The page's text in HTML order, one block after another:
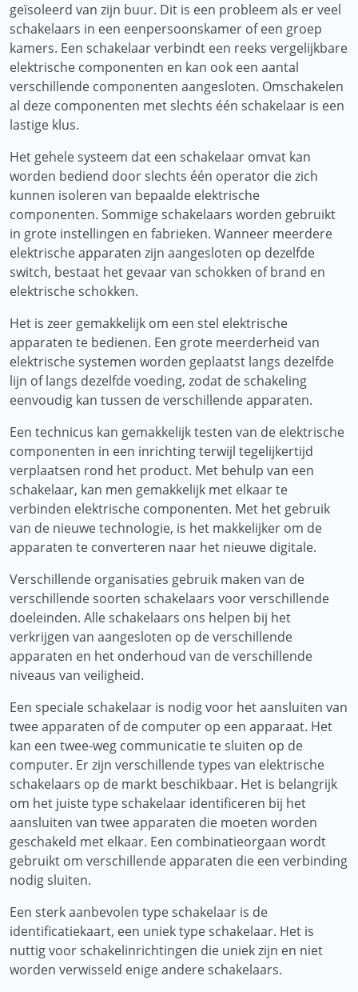
geïsoleerd van zijn buur. Dit is een probleem als er veel
schakelaars in een eenpersoonskamer of een groep
kamers. Een schakelaar verbindt een reeks vergelijkbare
elektrische componenten en kan ook een aantal
verschillende componenten aangesloten. Omschakelen
al deze componenten met slechts één schakelaar is een
lastige klus.
Het gehele systeem dat een schakelaar omvat kan
worden bediend door slechts één operator die zich
kunnen isoleren van bepaalde elektrische
componenten. Sommige schakelaars worden gebruikt
in grote instellingen en fabrieken. Wanneer meerdere
elektrische apparaten zijn aangesloten op dezelfde
switch, bestaat het gevaar van schokken of brand en
elektrische schokken.
Het is zeer gemakkelijk om een ​​stel elektrische
apparaten te bedienen. Een grote meerderheid van
elektrische systemen worden geplaatst langs dezelfde
lijn of langs dezelfde voeding, zodat de schakeling
eenvoudig kan tussen de verschillende apparaten.
Een technicus kan gemakkelijk testen van de elektrische
componenten in een inrichting terwijl tegelijkertijd
verplaatsen rond het product. Met behulp van een
schakelaar, kan men gemakkelijk met elkaar te
verbinden elektrische componenten. Met het gebruik
van de nieuwe technologie, is het makkelijker om de
apparaten te converteren naar het nieuwe digitale.
Verschillende organisaties gebruik maken van de
verschillende soorten schakelaars voor verschillende
doeleinden. Alle schakelaars ons helpen bij het
verkrijgen van aangesloten op de verschillende
apparaten en het onderhoud van de verschillende
niveaus van veiligheid.
Een speciale schakelaar is nodig voor het aansluiten van
twee apparaten of de computer op een apparaat. Het
kan een twee-weg communicatie te sluiten op de
computer. Er zijn verschillende types van elektrische
schakelaars op de markt beschikbaar. Het is belangrijk
om het juiste type schakelaar identificeren bij het
aansluiten van twee apparaten die moeten worden
geschakeld met elkaar. Een combinatieorgaan wordt
gebruikt om verschillende apparaten die een verbinding
nodig sluiten.
Een sterk aanbevolen type schakelaar is de
identificatiekaart, een uniek type schakelaar. Het is
nuttig voor schakelinrichtingen die uniek zijn en niet
worden verwisseld enige andere schakelaars.